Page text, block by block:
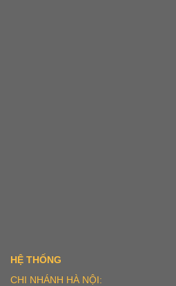
HỆ THỐNG
CHI NHÁNH HÀ NỘI: